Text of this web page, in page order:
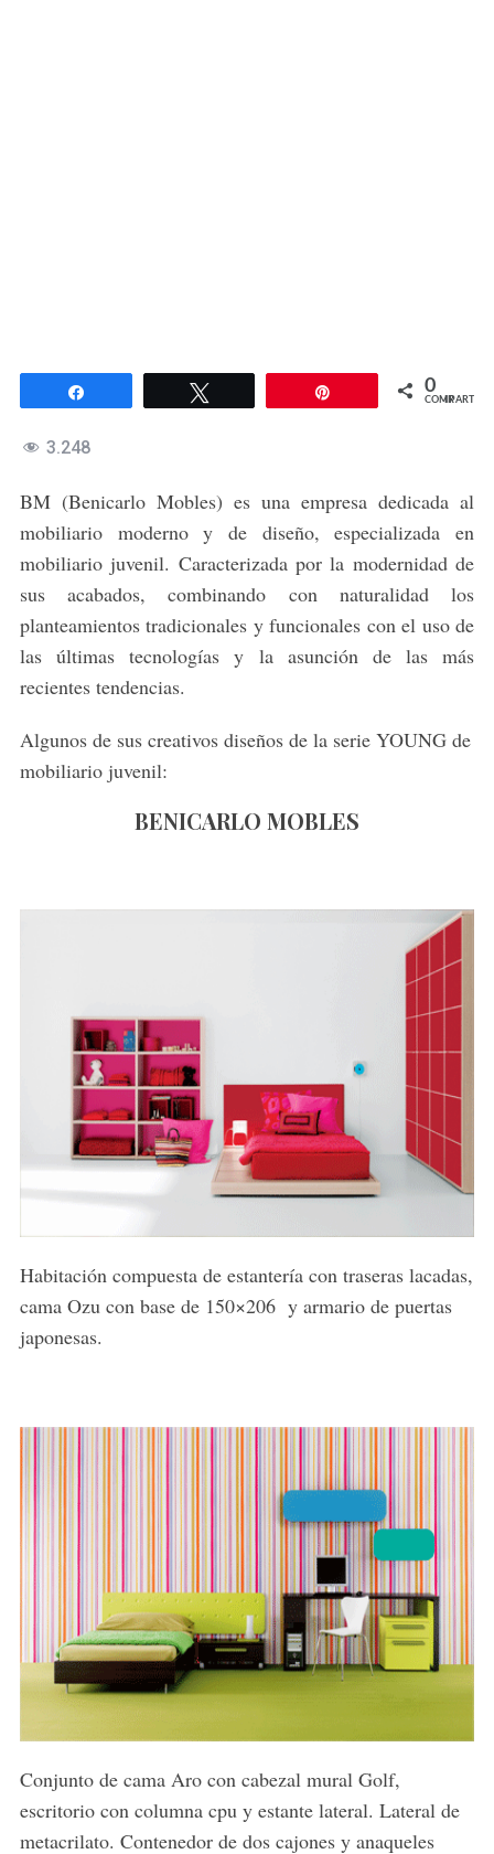
0
COMPARTIR
3.248
BM (Benicarlo Mobles) es una empresa dedicada al
mobiliario moderno y de diseño, especializada en
mobiliario juvenil. Caracterizada por la modernidad de
sus acabados, combinando con naturalidad los
planteamientos tradicionales y funcionales con el uso de
las últimas tecnologías y la asunción de las más
recientes tendencias.
Algunos de sus creativos diseños de la serie YOUNG de
mobiliario juvenil:
BENICARLO MOBLES
Habitación compuesta de estantería con traseras lacadas,
cama Ozu con base de 150×206 y armario de puertas
japonesas.
Conjunto de cama Aro con cabezal mural Golf,
escritorio con columna cpu y estante lateral. Lateral de
metacrilato. Contenedor de dos cajones y anaqueles